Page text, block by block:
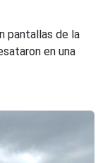
pantallas de la
en una